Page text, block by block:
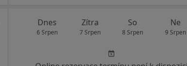
Dnes
6 Srpen
Zítra
7 Srpen
So
8 Srpen
Ne
9 Srpen